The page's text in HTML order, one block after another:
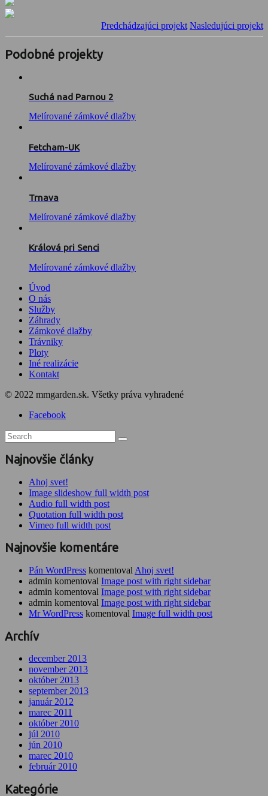
Predchádzajúci projekt Nasledujúci projekt
Podobné projekty
Suchá nad Parnou 2
Melírované zámkové dlažby
Fetcham-UK
Melírované zámkové dlažby
Trnava
Melírované zámkové dlažby
Králová pri Senci
Melírované zámkové dlažby
Úvod
O nás
Služby
Záhrady
Zámkové dlažby
Trávniky
Ploty
Iné realizácie
Kontakt
© 2022 mmgarden.sk. Všetky práva vyhradené
Facebook
Najnovšie články
Ahoj svet!
Image slideshow full width post
Audio full width post
Quotation full width post
Vimeo full width post
Najnovšie komentáre
Pán WordPress komentoval Ahoj svet!
admin komentoval Image post with right sidebar
admin komentoval Image post with right sidebar
admin komentoval Image post with right sidebar
Mr WordPress komentoval Image full width post
Archív
december 2013
november 2013
október 2013
september 2013
január 2012
marec 2011
október 2010
júl 2010
jún 2010
marec 2010
február 2010
Kategórie